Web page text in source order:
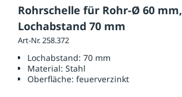
Rohrschelle für Rohr-Ø 60 mm,
Lochabstand 70 mm
Art-Nr. 258.372
Lochabstand: 70 mm
Material: Stahl
Oberfläche: feuerverzinkt